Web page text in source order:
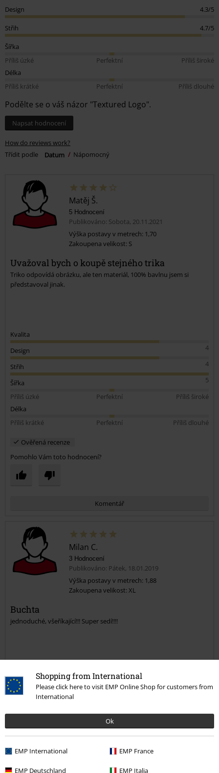
Shopping from International
Please click here to visit EMP Online Shop for customers from
International
Ok
EMP International EMP France
EMP Deutschland EMP Italia
Design 4.3/5
Střih 4.7/5
Šířka
Příliš úzké
Perfektní
Příliš široké
Délka
Příliš krátké
Perfektní Příliš dlouhé
Podělte se o váš názor "Textured Logo".
Napsat hodnocení
How do reviews work?
Třídit podle
Datum Nápomocný
Matěj Š.
5 Hodnocení
Publikováno: Sobota, 20.11.2021
Výška postavy v metrech: 1,70
Zakoupena velikost: S
Uvažoval bych o koupě stejného trika
Triko odpovídá obrázku, ale ten materiál, 100% bavlnu jsem si
představoval jinak.
Kvalita
4
Design
4
Střih
5
Šířka
Příliš úzké
Perfektní
Příliš široké
Délka
Příliš krátké
Perfektní Příliš dlouhé
Ověřená recenze
Pomohlo Vám toto hodnocení?
Komentář
Odeslat komentář
Milan C.
3 Hodnocení
Publikováno: Pátek, 18.01.2019
Výška postavy v metrech: 1,88
Zakoupena velikost: XL
Buchta
jednoduché, všeříkající!!! Super sedí!!!!
Kvalita
Design
Střih
5
Šířka
Délka
Příliš krátké
Perfektní